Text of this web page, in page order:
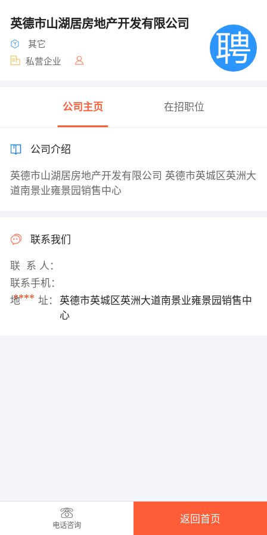
英德市山湖居房地产开发有限公司
其它
私营企业
公司主页 在招职位
公司介绍
英德市山湖居房地产开发有限公司 英德市英城区英洲大
道南景业雍景园销售中心
联系我们
联 系 人：
联系手机：
****
地 址：
英德市英城区英洲大道南景业雍景园销售中
心
电话咨询
返回首页